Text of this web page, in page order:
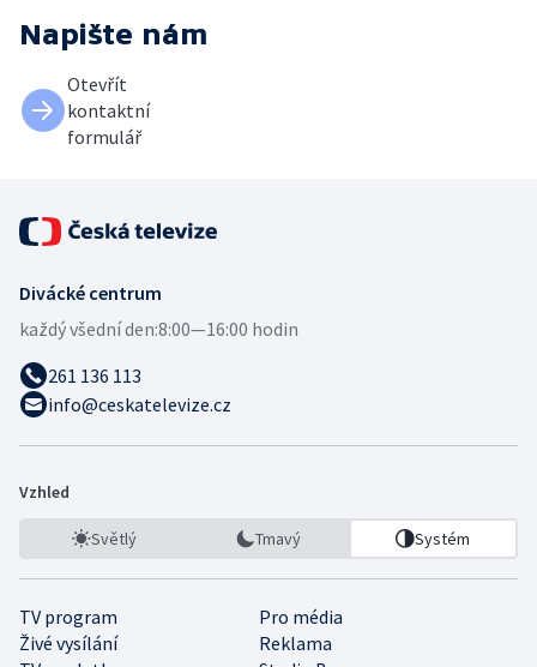
Napište nám
Otevřít
kontaktní
formulář
Divácké centrum
každý všední den:8:00—16:00 hodin
261 136 113
info@ceskatelevize.cz
Vzhled
Světlý Tmavý Systém
TV program
Pro média
Živé vysílání
Reklama